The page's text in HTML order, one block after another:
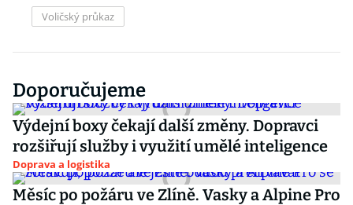
Voličský průkaz
Doporučujeme
Výdejní boxy čekají další změny. Dopravci
rozšiřují služby i využití umělé inteligence
Doprava a logistika
Měsíc po požáru ve Zlíně. Vasky a Alpine Pro